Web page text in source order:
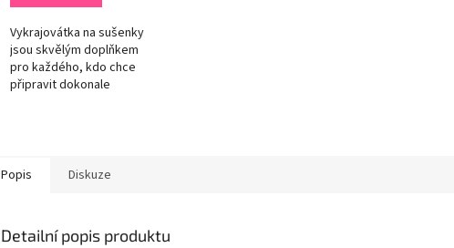
Vykrajovátka na sušenky
jsou skvělým doplňkem
pro každého, kdo chce
připravit dokonale
bylo...
Popis Diskuze
Detailní popis produktu